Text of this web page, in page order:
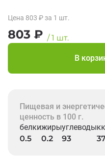
Цена 803 ₽ за 1 шт.
803 ₽ /1 шт.
В
Пищевая и
ценность в 100 г.
белки
0.5
жиры
0.2
углеводы
93